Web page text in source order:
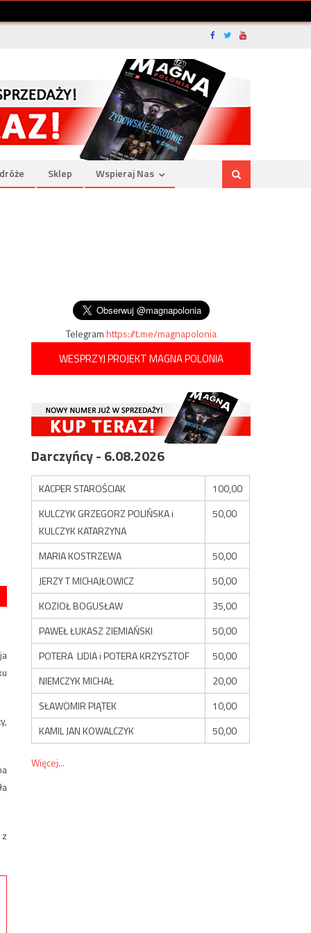
Sklep Wspieraj Nas
Telegramhttps://t.me/magnapolonia
WESPRZYJ PROJEKT MAGNA POLONIA
Darczyńcy - 6.08.2026
KACPER STAROŚCIAK
100,00
KULCZYK GRZEGORZ POLIŃSKA i
KULCZYK KATARZYNA
50,00
MARIA KOSTRZEWA
50,00
JERZY T MICHAJŁOWICZ
50,00
KOZIOŁ BOGUSŁAW
35,00
PAWEŁ ŁUKASZ ZIEMIAŃSKI
50,00
POTERA LIDIA i POTERA KRZYSZTOF
50,00
NIEMCZYK MICHAŁ
20,00
SŁAWOMIR PIĄTEK
10,00
KAMIL JAN KOWALCZYK
50,00
Więcej...